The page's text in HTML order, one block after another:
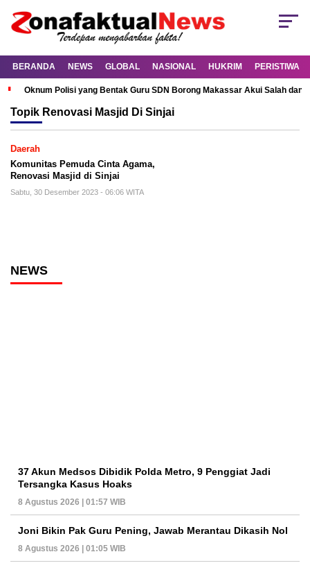
BERANDA NEWS GLOBAL NASIONAL HUKRIM PERISTIWA
Oknum Polisi yang Bentak Guru SDN Borong Makassar Akui Salah dan
Topik Renovasi Masjid Di Sinjai
Daerah
Komunitas Pemuda Cinta Agama,
Renovasi Masjid di Sinjai
Sabtu, 30 Desember 2023 - 06:06 WITA
NEWS
37 Akun Medsos Dibidik Polda Metro, 9 Penggiat Jadi
Tersangka Kasus Hoaks
8 Agustus 2026 | 01:57 WIB
Joni Bikin Pak Guru Pening, Jawab Merantau Dikasih Nol
8 Agustus 2026 | 01:05 WIB